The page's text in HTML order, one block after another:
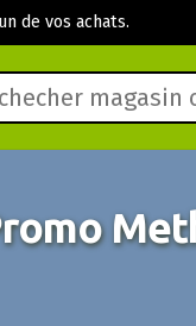
de vos achats.